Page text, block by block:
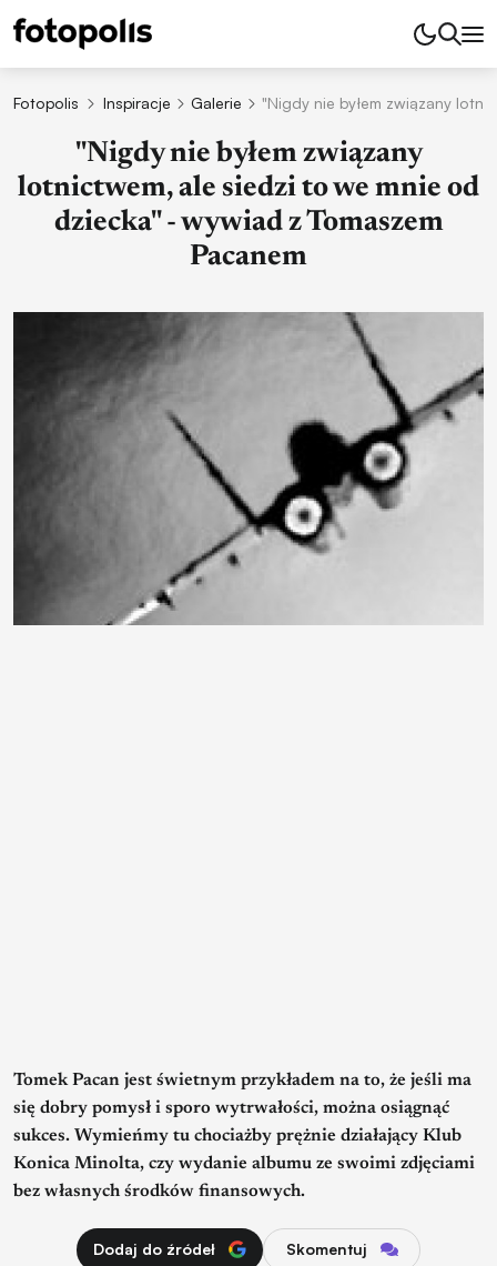
Fotopolis Inspiracje Galerie "Nigdy nie byłem związany
"Nigdy nie byłem związany
lotnictwem, ale siedzi to we mnie od
dziecka" - wywiad z Tomaszem
Pacanem
Tomek Pacan jest świetnym przykładem na to, że jeśli ma
się dobry pomysł i sporo wytrwałości, można osiągnąć
sukces. Wymieńmy tu chociażby prężnie działający Klub
Konica Minolta, czy wydanie albumu ze swoimi zdjęciami
bez własnych środków finansowych.
Dodaj do źródeł Skomentuj